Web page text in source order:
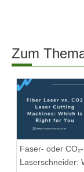
Zum
Faser- oder CO₂-
Laserschneider: